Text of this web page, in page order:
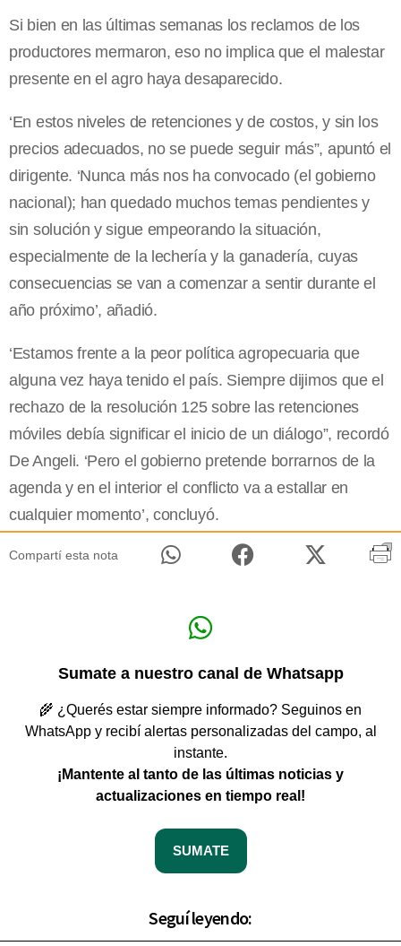
Si bien en las últimas semanas los reclamos de los
productores mermaron, eso no implica que el malestar
presente en el agro haya desaparecido.
‘En estos niveles de retenciones y de costos, y sin los
precios adecuados, no se puede seguir más”, apuntó el
dirigente. ‘Nunca más nos ha convocado (el gobierno
nacional); han quedado muchos temas pendientes y
sin solución y sigue empeorando la situación,
especialmente de la lechería y la ganadería, cuyas
consecuencias se van a comenzar a sentir durante el
año próximo’, añadió.
‘Estamos frente a la peor política agropecuaria que
alguna vez haya tenido el país. Siempre dijimos que el
rechazo de la resolución 125 sobre las retenciones
móviles debía significar el inicio de un diálogo”, recordó
De Angeli. ‘Pero el gobierno pretende borrarnos de la
agenda y en el interior el conflicto va a estallar en
cualquier momento’, concluyó.
Compartí esta nota
Sumate a nuestro canal de Whatsapp
🌾 ¿Querés estar siempre informado? Seguinos en
WhatsApp y recibí alertas personalizadas del campo, al
instante.
¡Mantente al tanto de las últimas noticias y
actualizaciones en tiempo real!
SUMATE
Seguí leyendo: